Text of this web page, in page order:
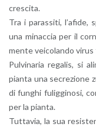
cre­sci­ta.
Tra i pa­ras­si­ti, l’a­fi­de,
una mi­nac­cia per il
men­te vei­co­lan­do
Pul­vi­na­ria re­ga­lis, si
pian­ta una se­cre­zio­ne
di fun­ghi fu­lig­gi­no­si,
per la pian­ta.
Tut­ta­via, la sua